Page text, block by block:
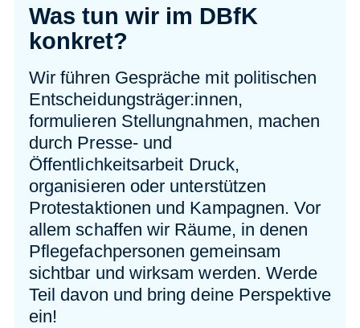
Was tun wir im DBfK
konkret?
Wir führen Gespräche mit politischen
Entscheidungsträger:innen,
formulieren Stellungnahmen, machen
durch Presse- und
Öffentlichkeitsarbeit Druck,
organisieren oder unterstützen
Protestaktionen und Kampagnen. Vor
allem schaffen wir Räume, in denen
Pflegefachpersonen gemeinsam
sichtbar und wirksam werden. Werde
Teil davon und bring deine Perspektive
ein!